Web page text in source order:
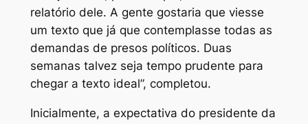
relatório dele. A gente gostaria que viesse
um texto que já que contemplasse todas as
demandas de presos políticos. Duas
semanas talvez seja tempo prudente para
chegar a texto ideal”, completou.
Inicialmente, a expectativa do presidente da